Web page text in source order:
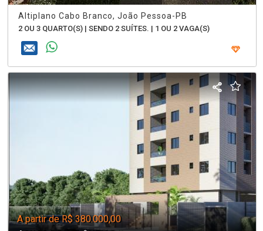
Altiplano Cabo Branco, João Pessoa-PB
2 OU 3 QUARTO(S) | SENDO 2 SUÍTES. | 1 OU 2 VAGA(S)
A partir de R$ 380.000,00